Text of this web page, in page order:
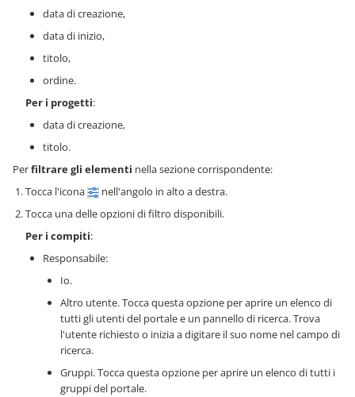
data di creazione,
data di inizio,
titolo,
ordine.
Per i progetti:
data di creazione,
titolo.
Perfiltrare gli elementi nella sezione corrispondente:
Tocca l'icona
nell'angolo in alto a destra.
Tocca una delle opzioni di filtro disponibili.
Per i compiti:
Responsabile:
Io.
Altro utente. Tocca questa opzione per aprire un elenco di
tutti gli utenti del portale e un pannello di ricerca. Trova
l'utente richiesto o inizia a digitare il suo nome nel campo di
ricerca.
Gruppi. Tocca questa opzione per aprire un elenco di tutti i
gruppi del portale.